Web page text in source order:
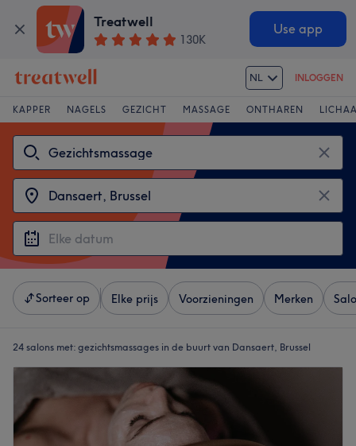
Treatwell
130K
Use app
NL INLOGGEN
KAPPER NAGELS GEZICHT MASSAGE ONTHAREN
Sorteer op Elke prijs Voorzieningen Merken
24 salons met: gezichtsmassages in de buurt van Dansaert, Brussel